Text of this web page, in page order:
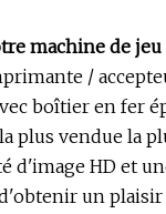
machine de jeu
/
boîtier en fer
plus vendue la
d'image HD et
un plaisir